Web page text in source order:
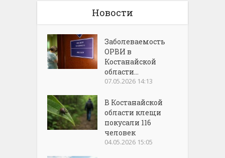
Новости
Заболеваемость
ОРВИ в
Костанайской
области...
07.05.2026 14:13
В Костанайской
области клещи
покусали 116
человек
04.05.2026 15:05